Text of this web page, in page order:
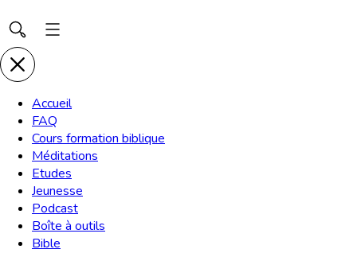
Accueil
FAQ
Cours formation biblique
Méditations
Etudes
Jeunesse
Podcast
Boîte à outils
Bible